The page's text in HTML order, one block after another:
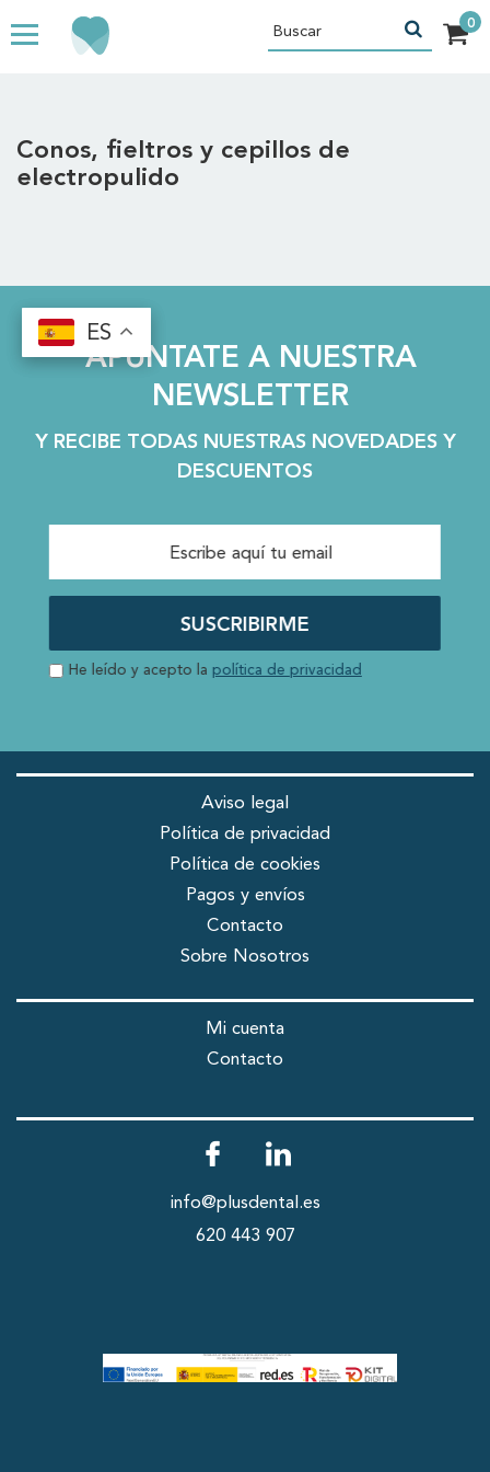
Conos, fieltros y cepillos de
electropulido
APÚNTATE A NUESTRA
NEWSLETTER
Y RECIBE TODAS NUESTRAS NOVEDADES Y
DESCUENTOS
SUSCRIBIRME
He leído y acepto la política de privacidad
Aviso legal
Política de privacidad
Política de cookies
Pagos y envíos
Contacto
Sobre Nosotros
Mi cuenta
Contacto
info@plusdental.es
620 443 907
ES
ES